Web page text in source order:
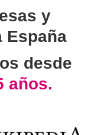
y
España
desde
años.